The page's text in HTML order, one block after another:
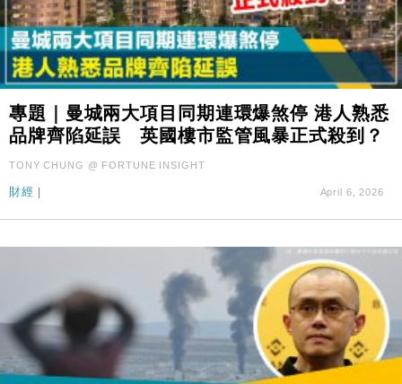
專題｜曼城兩大項目同期連環爆煞停 港人熟悉
品牌齊陷延誤 英國樓市監管風暴正式殺到？
TONY CHUNG @ FORTUNE INSIGHT
財經 | April 6, 2026